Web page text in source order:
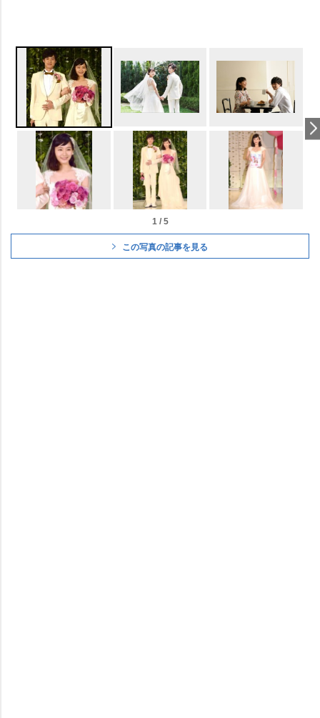
1 / 5
この写真の記事を見る